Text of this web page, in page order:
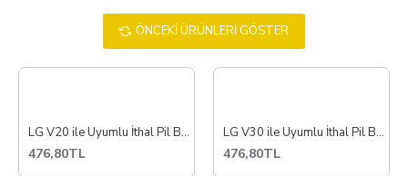
ÖNCEKI ÜRÜNLERI GÖSTER
LG V20 ile Uyumlu İthal Pil Batarya BL-44E1F
476,80TL
LG V30 ile Uyumlu İthal Pil Batarya BL-T34
476,80TL